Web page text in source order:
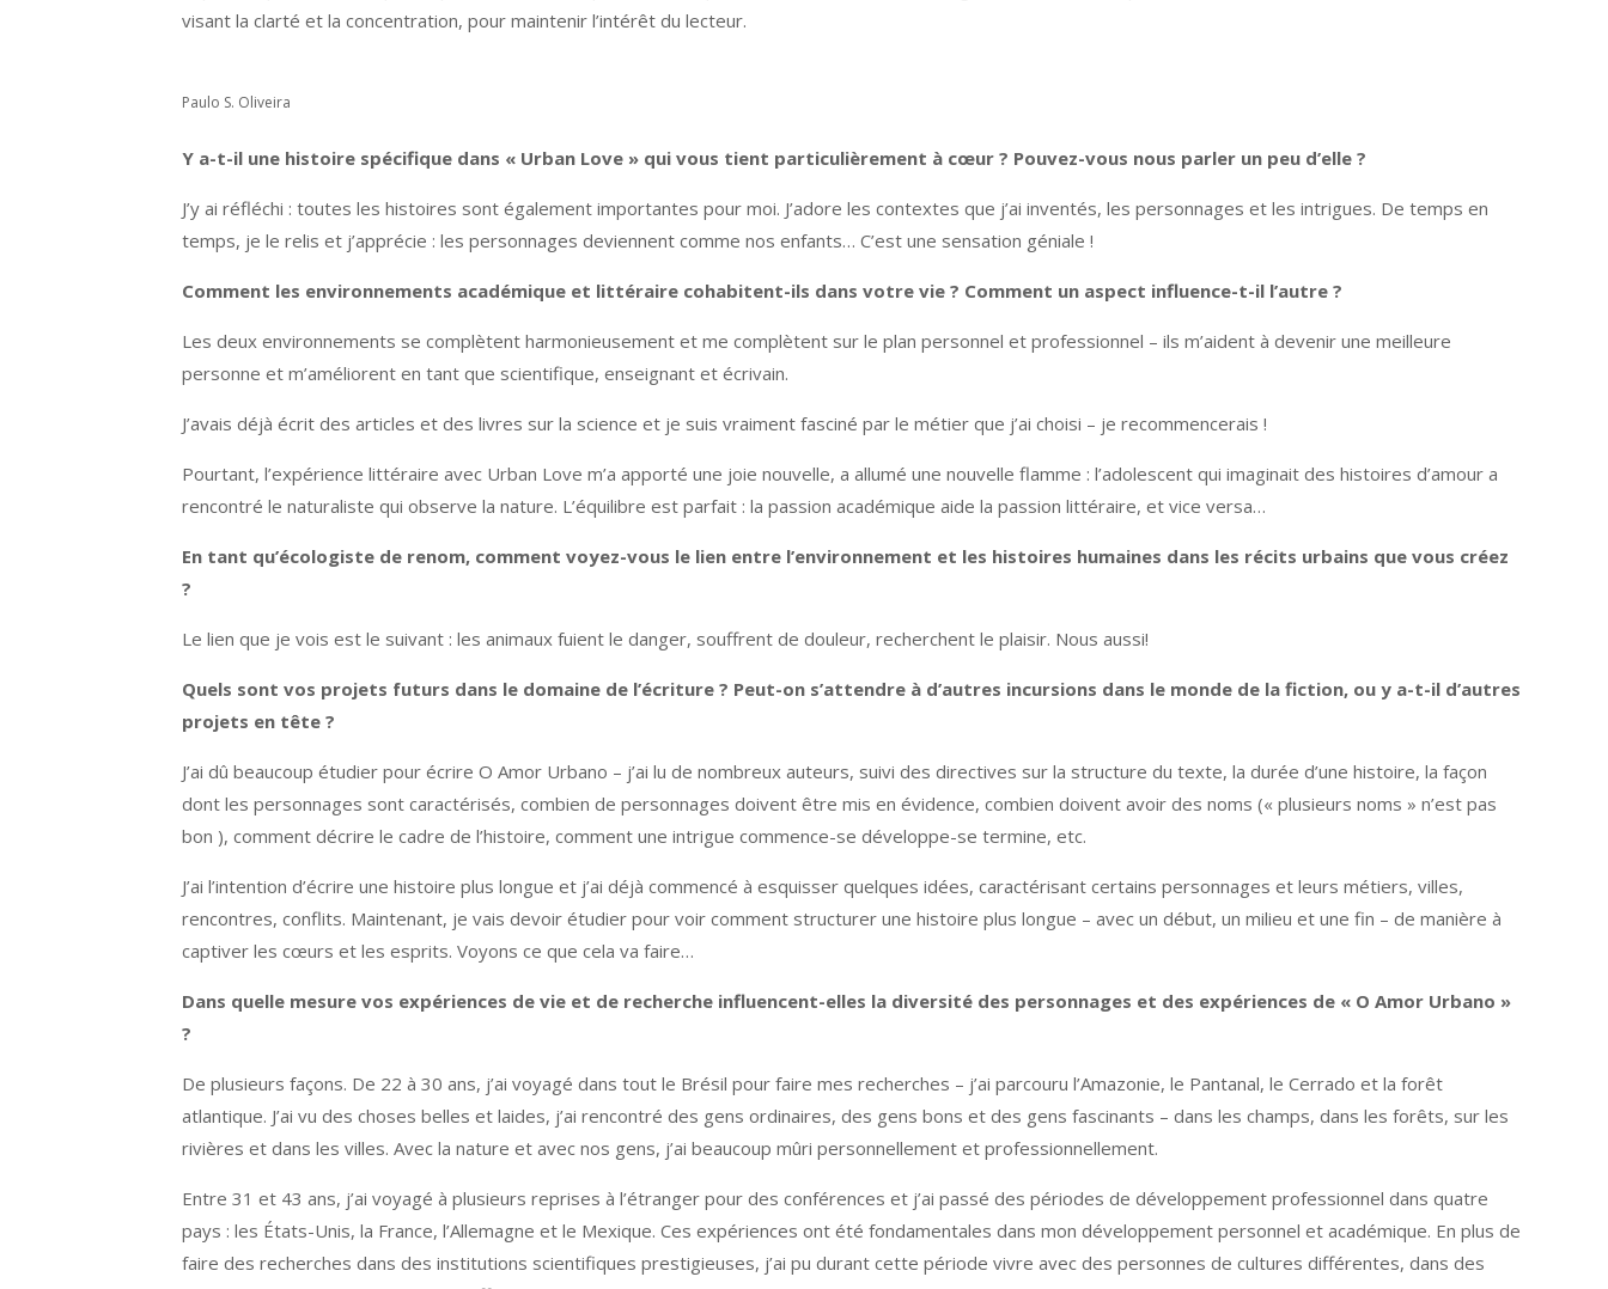
visant la clarté et la concentration, pour maintenir l’intérêt du lecteur.
Paulo S. Oliveira
Y a-t-il une histoire spécifique dans « Urban Love » qui vous tient particulièrement à cœur ? Pouvez-vous nous parler un peu d’elle ?
J’y ai réfléchi : toutes les histoires sont également importantes pour moi. J’adore les contextes que j’ai inventés, les personnages et les intrigues. De temps en
temps, je le relis et j’apprécie : les personnages deviennent comme nos enfants… C’est une sensation géniale !
Comment les environnements académique et littéraire cohabitent-ils dans votre vie ? Comment un aspect influence-t-il l’autre ?
Les deux environnements se complètent harmonieusement et me complètent sur le plan personnel et professionnel – ils m’aident à devenir une meilleure
personne et m’améliorent en tant que scientifique, enseignant et écrivain.
J’avais déjà écrit des articles et des livres sur la science et je suis vraiment fasciné par le métier que j’ai choisi – je recommencerais !
Pourtant, l’expérience littéraire avec Urban Love m’a apporté une joie nouvelle, a allumé une nouvelle flamme : l’adolescent qui imaginait des histoires d’amour a
rencontré le naturaliste qui observe la nature. L’équilibre est parfait : la passion académique aide la passion littéraire, et vice versa…
En tant qu’écologiste de renom, comment voyez-vous le lien entre l’environnement et les histoires humaines dans les récits urbains que vous créez
?
Le lien que je vois est le suivant : les animaux fuient le danger, souffrent de douleur, recherchent le plaisir. Nous aussi!
Quels sont vos projets futurs dans le domaine de l’écriture ? Peut-on s’attendre à d’autres incursions dans le monde de la fiction, ou y a-t-il d’autres
projets en tête ?
J’ai dû beaucoup étudier pour écrire O Amor Urbano – j’ai lu de nombreux auteurs, suivi des directives sur la structure du texte, la durée d’une histoire, la façon
dont les personnages sont caractérisés, combien de personnages doivent être mis en évidence, combien doivent avoir des noms (« plusieurs noms » n’est pas
bon ), comment décrire le cadre de l’histoire, comment une intrigue commence-se développe-se termine, etc.
J’ai l’intention d’écrire une histoire plus longue et j’ai déjà commencé à esquisser quelques idées, caractérisant certains personnages et leurs métiers, villes,
rencontres, conflits. Maintenant, je vais devoir étudier pour voir comment structurer une histoire plus longue – avec un début, un milieu et une fin – de manière à
captiver les cœurs et les esprits. Voyons ce que cela va faire…
Dans quelle mesure vos expériences de vie et de recherche influencent-elles la diversité des personnages et des expériences de « O Amor Urbano »
?
De plusieurs façons. De 22 à 30 ans, j’ai voyagé dans tout le Brésil pour faire mes recherches – j’ai parcouru l’Amazonie, le Pantanal, le Cerrado et la forêt
atlantique. J’ai vu des choses belles et laides, j’ai rencontré des gens ordinaires, des gens bons et des gens fascinants – dans les champs, dans les forêts, sur les
rivières et dans les villes. Avec la nature et avec nos gens, j’ai beaucoup mûri personnellement et professionnellement.
Entre 31 et 43 ans, j’ai voyagé à plusieurs reprises à l’étranger pour des conférences et j’ai passé des périodes de développement professionnel dans quatre
pays : les États-Unis, la France, l’Allemagne et le Mexique. Ces expériences ont été fondamentales dans mon développement personnel et académique. En plus de
faire des recherches dans des institutions scientifiques prestigieuses, j’ai pu durant cette période vivre avec des personnes de cultures différentes, dans des